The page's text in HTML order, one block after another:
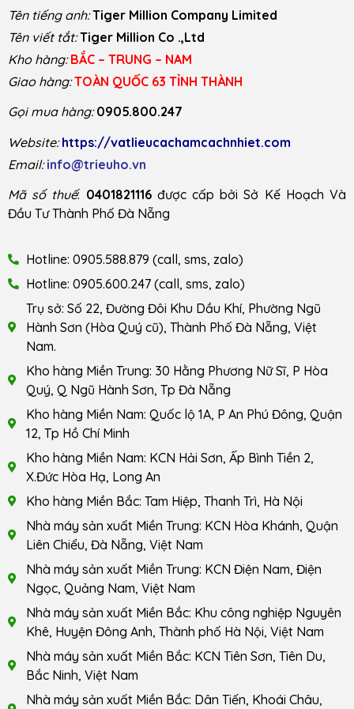
Tên tiếng anh: Tiger Million Company Limited
Tên viết tắt: Tiger Million Co .,Ltd
Kho hàng: BẮC – TRUNG – NAM
Giao hàng: TOÀN QUỐC 63 TỈNH THÀNH
Gọi mua hàng: 0905.800.247
Website: https://vatlieucachamcachnhiet.com
Email: info@trieuho.vn
Mã số thuế: 0401821116được cấp bởi Sở Kế Hoạch Và
Đầu Tư Thành Phố Đà Nẵng
Hotline: 0905.588.879 (call, sms, zalo)
Hotline: 0905.600.247 (call, sms, zalo)
Trụ sở: Số 22, Đường Đôi Khu Dầu Khí, Phường Ngũ
Hành Sơn (Hòa Quý cũ), Thành Phố Đà Nẵng, Việt
Nam.
Kho hàng Miền Trung: 30 Hằng Phương Nữ Sĩ, P Hòa
Quý, Q Ngũ Hành Sơn, Tp Đà Nẵng
Kho hàng Miền Nam: Quốc lộ 1A, P An Phú Đông, Quận
12, Tp Hồ Chí Minh
Kho hàng Miền Nam: KCN Hải Sơn, Ấp Bình Tiền 2,
X.Đức Hòa Hạ, Long An
Kho hàng Miền Bắc: Tam Hiệp, Thanh Trì, Hà Nội
Nhà máy sản xuất Miền Trung: KCN Hòa Khánh, Quận
Liên Chiểu, Đà Nẵng, Việt Nam
Nhà máy sản xuất Miền Trung: KCN Điện Nam, Điện
Ngọc, Quảng Nam, Việt Nam
Nhà máy sản xuất Miền Bắc: Khu công nghiệp Nguyên
Khê, Huyện Đông Anh, Thành phố Hà Nội, Việt Nam
Nhà máy sản xuất Miền Bắc: KCN Tiên Sơn, Tiên Du,
Bắc Ninh, Việt Nam
Nhà máy sản xuất Miền Bắc: Dân Tiến, Khoái Châu,